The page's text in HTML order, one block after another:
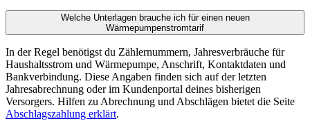
Welche Unterlagen brauche ich für einen neuen
Wärmepumpenstromtarif
In der Regel benötigst du Zählernummern, Jahresverbräuche für
Haushaltsstrom und Wärmepumpe, Anschrift, Kontaktdaten und
Bankverbindung. Diese Angaben finden sich auf der letzten
Jahresabrechnung oder im Kundenportal deines bisherigen
Versorgers. Hilfen zu Abrechnung und Abschlägen bietet die Seite
Abschlagszahlung erklärt.